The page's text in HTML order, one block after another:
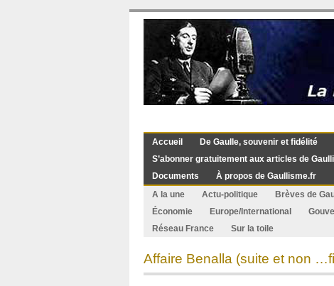
Accueil De Gaulle, souvenir et fidélité
S’abonner gratuitement aux articles de
Documents
À propos de Gaullisme.fr
A la une
Actu-politique Brèves de
Économie
Europe/International
Réseau France
Sur la toile
Affaire Benalla (suite et non